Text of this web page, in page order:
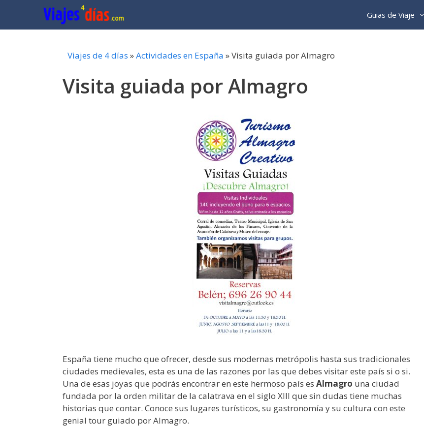
contenido
Guias de Viaje
Viajes de 4 días »Actividades en España »Visita guiada por Almagro
Visita guiada por Almagro
España tiene mucho que ofrecer, desde sus modernas metrópolis hasta sus tradicionales
ciudades medievales, esta es una de las razones por las que debes visitar este país si o si.
Una de esas joyas que podrás encontrar en este hermoso país es Almagro una ciudad
fundada por la orden militar de la calatrava en el siglo XIII que sin dudas tiene muchas
historias que contar. Conoce sus lugares turísticos, su gastronomía y su cultura con este
genial tour guiado por Almagro.